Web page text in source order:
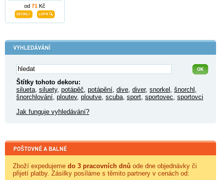
od 71 Kč
Štítky tohoto dekoru:
silueta, siluety, potápěč, potápění, dive, diver, snorkel , šnorchl ,
šnorchlování, ploutev, ploutve, scuba, sport, sportovec, sportovci
Jak funguje vyhledávání?
Zboží expedujeme do 3 pracovních dnů ode dne objednávky či
přijetí platby. Zásilky posíláme s těmito partnery v cenách od: